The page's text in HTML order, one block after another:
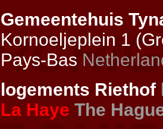
Gemeentehuis
Kornoeljeplein 1
Pays-Bas
logements Riethof
La Haye The